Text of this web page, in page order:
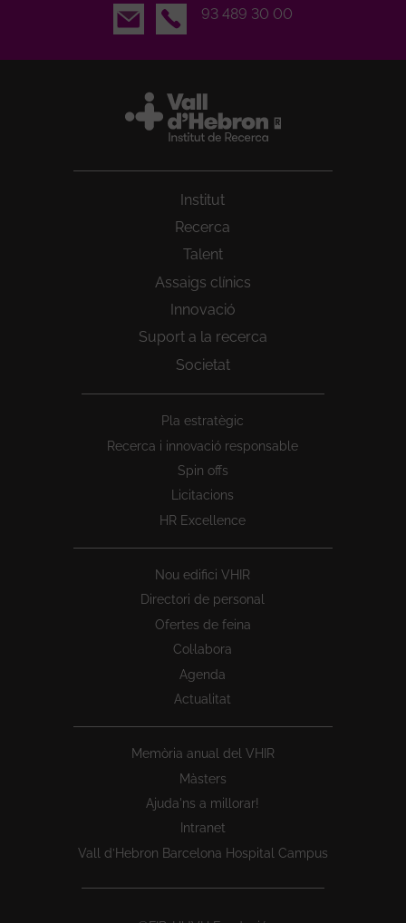
Email 93 489 30 00
Institut
Recerca
Talent
Assaigs clínics
Innovació
Suport a la recerca
Societat
Pla estratègic
Recerca i innovació responsable
Spin offs
Licitacions
HR Excellence
Nou edifici VHIR
Directori de personal
Ofertes de feina
Col·labora
Agenda
Actualitat
Memòria anual del VHIR
Màsters
Ajuda'ns a millorar!
Intranet
Vall d’Hebron Barcelona Hospital Campus